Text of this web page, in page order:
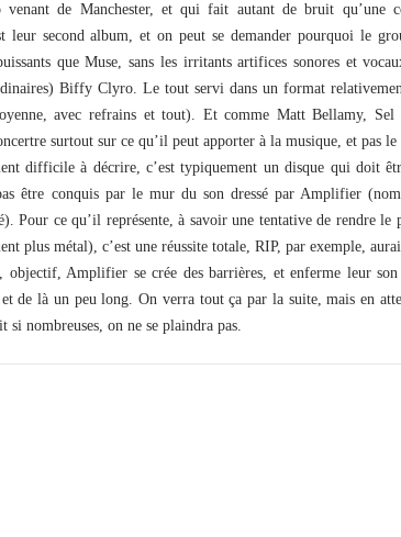
de Manchester, et qui fait autant de bruit qu’une
leur second album, et on peut se demander pourquoi le
que Muse, sans les irritants artifices sonores et
Biffy Clyro. Le tout servi dans un format
avec refrains et tout). Et comme Matt Bellamy,
surtout sur ce qu’il peut apporter à la musique, et pas le
difficile à décrire, c’est typiquement un disque qui doit
être conquis par le mur du son dressé par Amplifier
Pour ce qu’il représente, à savoir une tentative de rendre le
plus métal), c’est une réussite totale, RIP, par exemple,
Amplifier se crée des barrières, et enferme leur
de là un peu long. On verra tout ça par la suite, mais en
si nombreuses, on ne se plaindra pas.